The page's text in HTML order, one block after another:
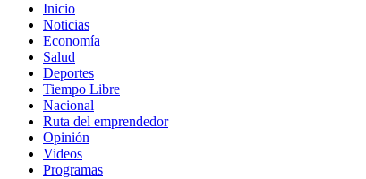
Inicio
Noticias
Economía
Salud
Deportes
Tiempo Libre
Nacional
Ruta del emprendedor
Opinión
Videos
Programas